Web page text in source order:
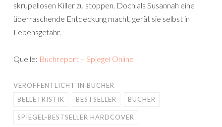
skrupellosen Killer zu stoppen. Doch als Susannah eine
überraschende Entdeckung macht, gerät sie selbst in
Lebensgefahr.
Quelle: Buchreport – Spiegel Online
VERÖFFENTLICHT IN BÜCHER
BELLETRISTIK
BESTSELLER BÜCHER
SPIEGEL-BESTSELLER HARDCOVER